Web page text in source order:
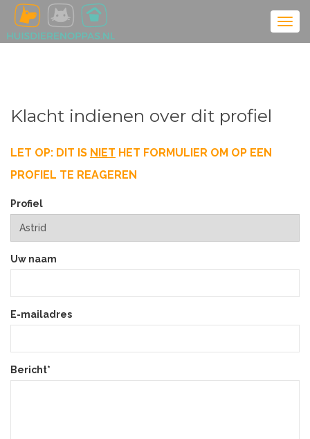
Klacht indienen over dit profiel
LET OP: DIT IS NIET HET FORMULIER OM OP EEN
PROFIEL TE REAGEREN
Profiel
Uw naam
E-mailadres
Bericht*